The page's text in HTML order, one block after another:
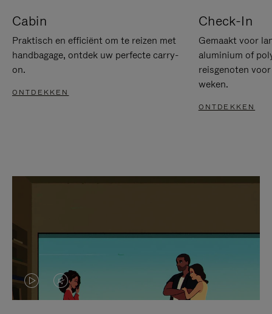
Cabin
Praktisch en efficiënt om te reizen met
handbagage, ontdek uw perfecte carry-
on.
ONTDEKKEN
Check-In
Gemaakt voor
aluminium of
reisgenoten
weken.
ONTDEKKEN
VIDEO
HET